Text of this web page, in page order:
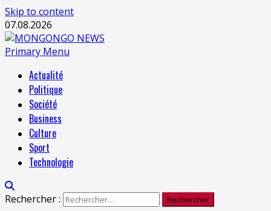
Skip to content
07.08.2026
Primary Menu
Actualité
Politique
Société
Business
Culture
Sport
Technologie
Rechercher :